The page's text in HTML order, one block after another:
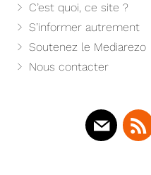
C’est quoi, ce site ?
S’informer autrement
Soutenez le Mediarezo
Nous contacter